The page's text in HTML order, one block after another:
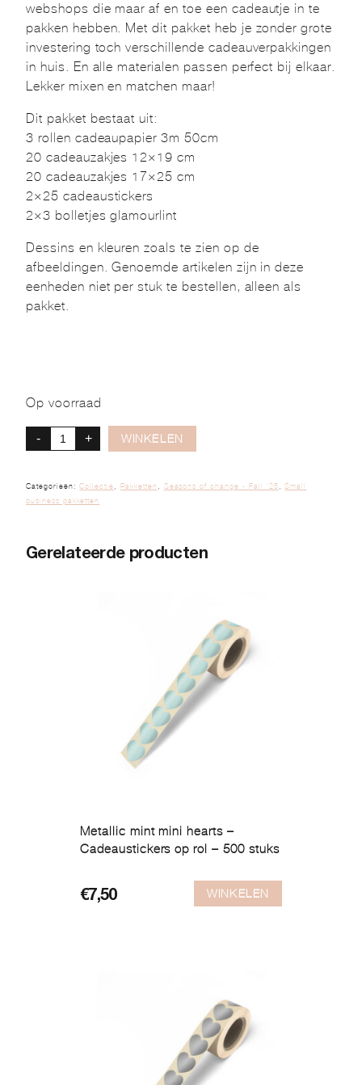
webshops die maar af en toe een cadeautje in te
pakken hebben. Met dit pakket heb je zonder grote
investering toch verschillende cadeauverpakkingen
in huis. En alle materialen passen perfect bij elkaar.
Lekker mixen en matchen maar!
Dit pakket bestaat uit:
3 rollen cadeaupapier 3m 50cm
20 cadeauzakjes 12×19 cm
20 cadeauzakjes 17×25 cm
2×25 cadeaustickers
2×3 bolletjes glamourlint
Dessins en kleuren zoals te zien op de
afbeeldingen. Genoemde artikelen zijn in deze
eenheden niet per stuk te bestellen, alleen als
pakket.
Op voorraad
- + WINKELEN
Categorieën:Collectie , Pakketten , Seasons of change - Fall '25 ,Small
business pakketten
Gerelateerde producten
Metallic mint mini hearts –
Cadeaustickers op rol – 500 stuks
€7,50 WINKELEN